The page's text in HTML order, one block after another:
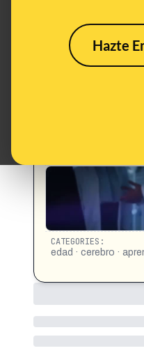
Hazte
What's being said:
«La
si realmente
producirse a partir
neuroplasticidad
https://
CATEGORIES:
edad · cerebro ·